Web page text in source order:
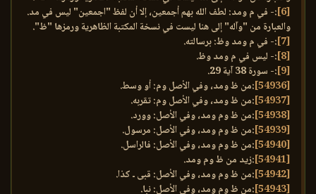
[6] :- في م ومد: لطف الله بهم أجمعين، إلا أن لفظ "اجمعين" ليس في مد.
والعبارة من "وآله" إلى هنا ليست في نسخة المكتبة الظاهرية ورمزها "ظ".
[7] :- في م ومد وظ: برسالته.
[8] :- ليس في م ومد وظ.
[9] :- سورة 38 آية 29.
[54936]
:من ظ ومد، وفي الأصل وم: أو وسط.
[54937]
:من ظ ومد، وفي الأصل وم: تقربه.
[54938]
:من ظ وم ومد، وفي الأصل: وورد.
[54939]
:من ظ وم ومد، وفي الأصل: مرسول.
[54940]
:من ظ وم ومد، وفي الأصل: فالراسل.
[54941]
:زيد من ظ وم ومد.
[54942]
:من ظ وم ومد، وفي الأصل: قبى ـ كذا.
[54943]
:من ظ وم ومد، وفي الأصل: نبا.